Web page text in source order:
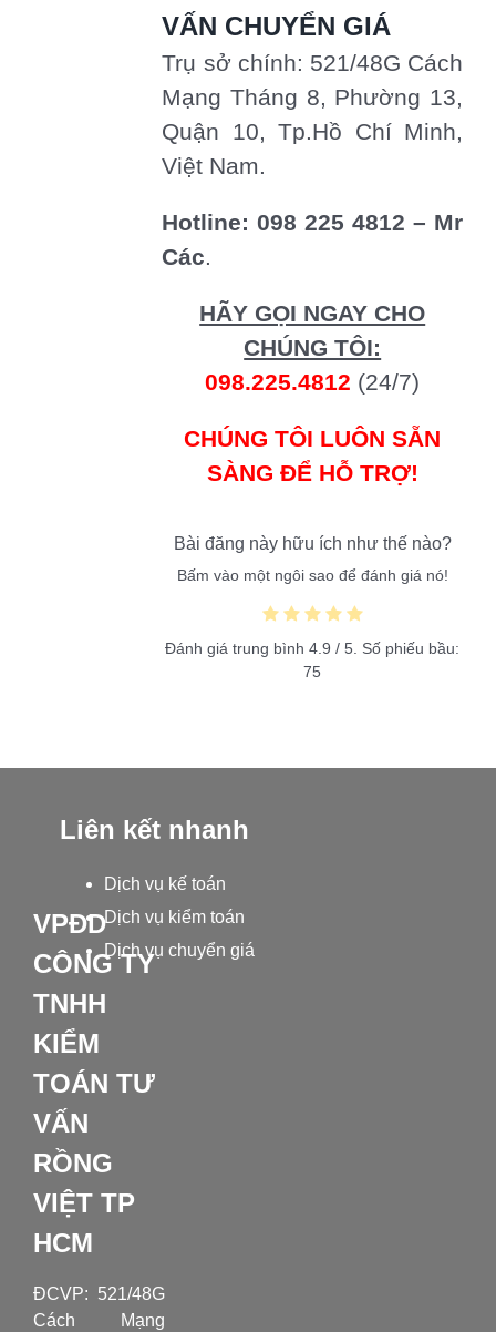
VẤN CHUYỂN GIÁ
Trụ sở chính: 521/48G Cách
Mạng Tháng 8, Phường 13,
Quận 10, Tp.Hồ Chí Minh,
Việt Nam.
Hotline: 098 225 4812 – Mr
Các.
HÃY GỌI NGAY CHO
CHÚNG TÔI:
098.225.4812 (24/7)
CHÚNG TÔI LUÔN SẴN
SÀNG ĐỂ HỖ TRỢ!
Bài đăng này hữu ích như thế nào?
Bấm vào một ngôi sao để đánh giá nó!
Đánh giá trung bình4.9 / 5. Số phiếu bầu:
75
VPĐD
CÔNG TY
TNHH
KIỂM
TOÁN TƯ
VẤN
RỒNG
VIỆT TP
HCM
ĐCVP: 521/48G
Cách Mạng
Liên kết nhanh
Dịch vụ kế toán
Dịch vụ kiểm toán
Dịch vụ chuyển giá